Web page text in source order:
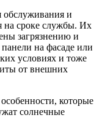
обслуживания и
на сроке службы. Их
загрязнению и
на фасаде или
условиях и тоже
от внешних
которые
солнечные